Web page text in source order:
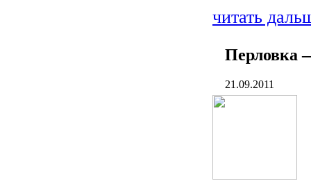
читать
Перловка
21.09.2011